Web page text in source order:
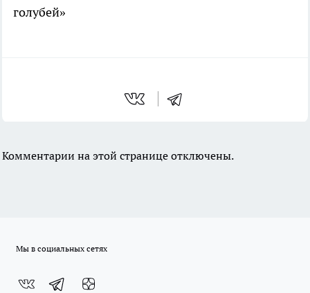
голубей»
Комментарии на этой странице отключены.
Мы в социальных сетях